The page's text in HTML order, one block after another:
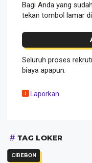
Bagi Anda yang
tekan tombol lamar
Seluruh proses
biaya apapun.
Laporkan
TAG LOKER
CIREBON